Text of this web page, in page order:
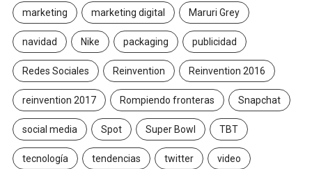
marketing marketing digital Maruri Grey
navidad Nike packaging publicidad
Redes Sociales Reinvention Reinvention 2016
reinvention 2017 Rompiendo fronteras Snapchat
social media Spot Super Bowl TBT
tecnología tendencias twitter video